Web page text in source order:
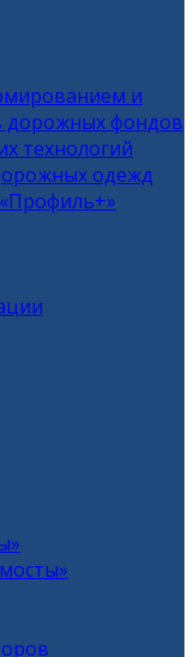
и
дорожных фондов
технологий
одежд